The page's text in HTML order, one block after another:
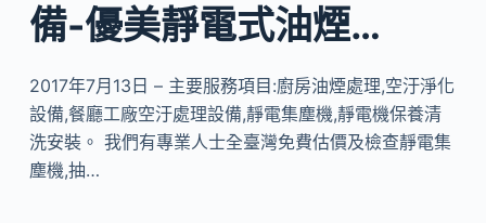
備-優美靜電式油煙…
2017年7月13日 – 主要服務項目:廚房油煙處理,空汙淨化
設備,餐廳工廠空汙處理設備,靜電集塵機,靜電機保養清
洗安裝。 我們有專業人士全臺灣免費估價及檢查靜電集
塵機,抽…